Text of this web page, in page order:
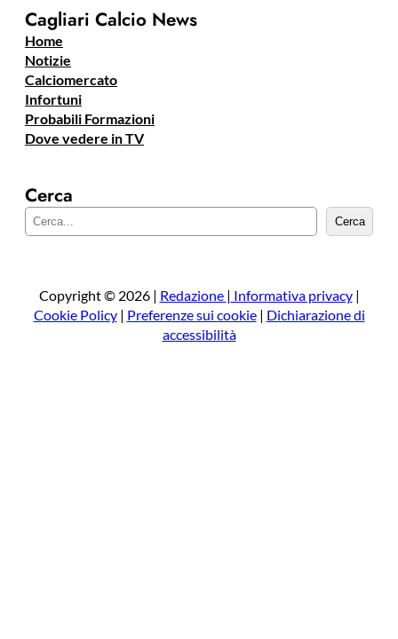
Cagliari Calcio News
Home
Notizie
Calciomercato
Infortuni
Probabili Formazioni
Dove vedere in TV
Cerca
e
a
Cerca
Copyright © 2026 | Redazione | Informativa privacy|
Cookie Policy| Preferenze sui cookie| Dichiarazione di
accessibilità